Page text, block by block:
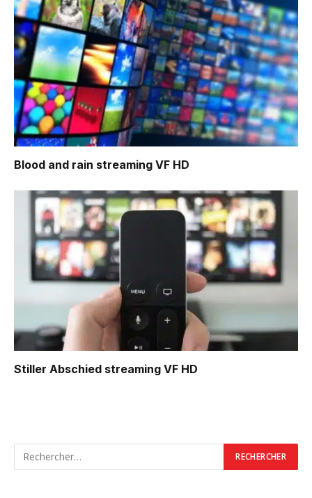
Blood and rain streaming VF HD
Stiller Abschied streaming VF HD